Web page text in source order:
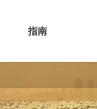
指南